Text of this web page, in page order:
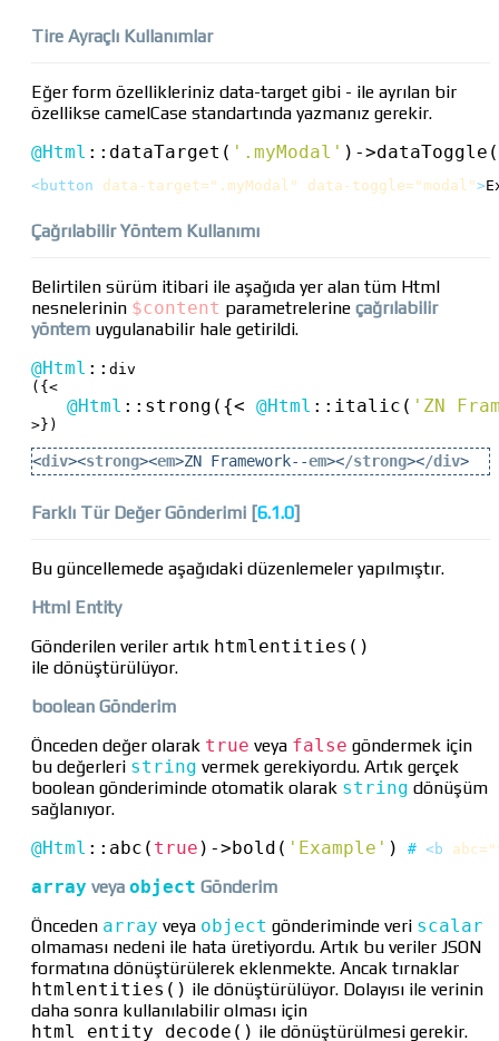
Tire Ayraçlı Kullanımlar
Eğer form özellikleriniz data-target gibi - ile ayrılan bir
özellikse camelCase standartında yazmanız gerekir.
@Html :: dataTarget( '.myModal' ) ->dataToggle(
<button data-target=".myModal" data-toggle="modal">
Çağrılabilir Yöntem Kullanımı
Belirtilen sürüm itibari ile aşağıda yer alan tüm Html
nesnelerinin $content parametrelerine çağrılabilir
yöntem uygulanabilir hale getirildi.
@Html :: div
({<
@Html :: strong({< @Html :: italic( 'ZN
>})
<div><strong><em>ZN Framework--em></strong></div>
Farklı Tür Değer Gönderimi [6.1.0]
Bu güncellemede aşağıdaki düzenlemeler yapılmıştır.
Html Entity
Gönderilen veriler artık htmlentities()
ile dönüştürülüyor.
boolean Gönderim
Önceden değer olarak true veya false göndermek için
bu değerleri string vermek gerekiyordu. Artık gerçek
boolean gönderiminde otomatik olarak string dönüşüm
sağlanıyor.
@Html :: abc( true ) ->bold( 'Example' ) # <b
array veya object Gönderim
Önceden array veya object gönderiminde veri scalar
olmaması nedeni ile hata üretiyordu. Artık bu veriler JSON
formatına dönüştürülerek eklenmekte. Ancak tırnaklar
htmlentities() ile dönüştürülüyor. Dolayısı ile verinin
daha sonra kullanılabilir olması için
html_entity_decode() ile dönüştürülmesi gerekir.